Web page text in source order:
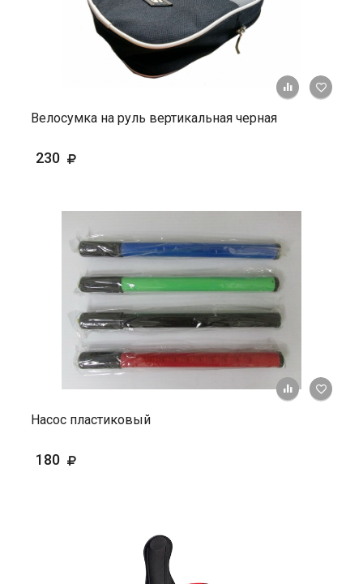
+ К
Велосумка на руль вертикальная черная
230
+ К
Насос пластиковый
180